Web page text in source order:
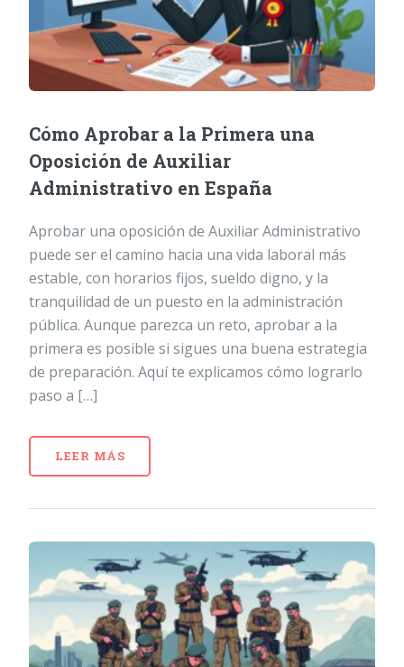
Cómo Aprobar a la Primera una
Oposición de Auxiliar
Administrativo en España
Aprobar una oposición de Auxiliar Administrativo
puede ser el camino hacia una vida laboral más
estable, con horarios fijos, sueldo digno, y la
tranquilidad de un puesto en la administración
pública. Aunque parezca un reto, aprobar a la
primera es posible si sigues una buena estrategia
de preparación. Aquí te explicamos cómo lograrlo
paso a […]
LEER MÁS